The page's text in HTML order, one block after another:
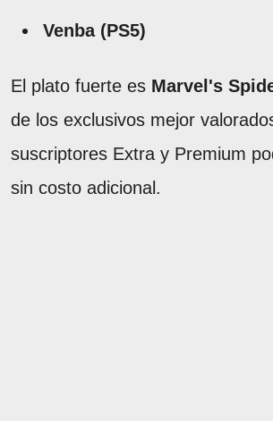
Venba (PS5)
El plato fuerte es Marvel's
de los exclusivos mejor
suscriptores Extra y Premium
sin costo adicional.